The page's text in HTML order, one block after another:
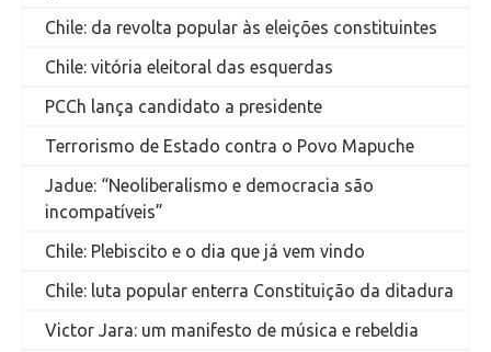
Chile: da revolta popular às eleições constituintes
Chile: vitória eleitoral das esquerdas
PCCh lança candidato a presidente
Terrorismo de Estado contra o Povo Mapuche
Jadue: “Neoliberalismo e democracia são
incompatíveis”
Chile: Plebiscito e o dia que já vem vindo
Chile: luta popular enterra Constituição da ditadura
Victor Jara: um manifesto de música e rebeldia